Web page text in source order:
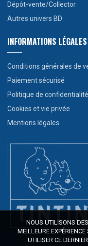
Dépôt-vente/Collector
Autres univers BD
INFORMATIONS LÉGALES
Conditions générales de
Paiement sécurisé
Politique de confidentialité
Cookies et vie privée
Mentions légales
NOUS UTILISONS
MEILLEURE
UTILISER CE